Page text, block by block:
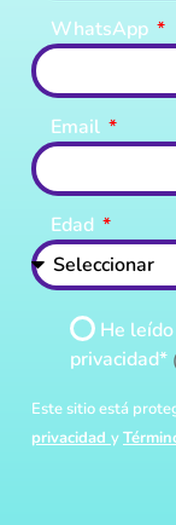
WhatsApp
Email
Edad
He
privacidad*
Este sitio está
privacidad y